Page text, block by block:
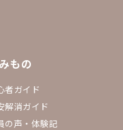
もの
者ガイド
解消ガイド
の声・体験記